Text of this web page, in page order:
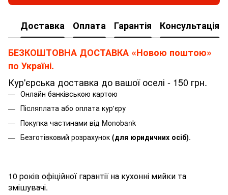
Доставка Оплата Гарантія Консультація
БЕЗКОШТОВНА ДОСТАВКА «Новою поштою»
по Україні.
Кур'єрська доставка до вашої оселі - 150 грн.
Онлайн банківською картою
Післяплата або оплата кур'єру
Покупка частинами від Monobank
Безготівковий розрахунок (для юридичних осіб).
10 років офіційної гарантії на кухонні мийки та
змішувачі.